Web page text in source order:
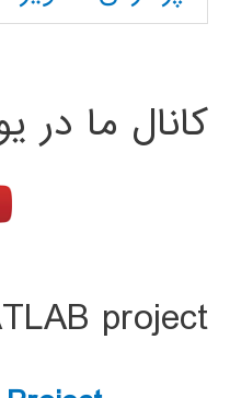
کانال ما در
project